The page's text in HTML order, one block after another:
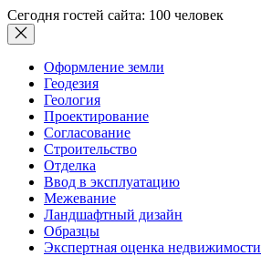
Сегодня гостей сайта: 100 человек
Оформление земли
Геодезия
Геология
Проектирование
Согласование
Строительство
Отделка
Ввод в эксплуатацию
Межевание
Ландшафтный дизайн
Образцы
Экспертная оценка недвижимости